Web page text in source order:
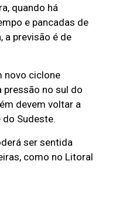
quando há
e pancadas de
a previsão é de
novo ciclone
pressão no sul do
devem voltar a
Sudeste.
ser sentida
como no Litoral